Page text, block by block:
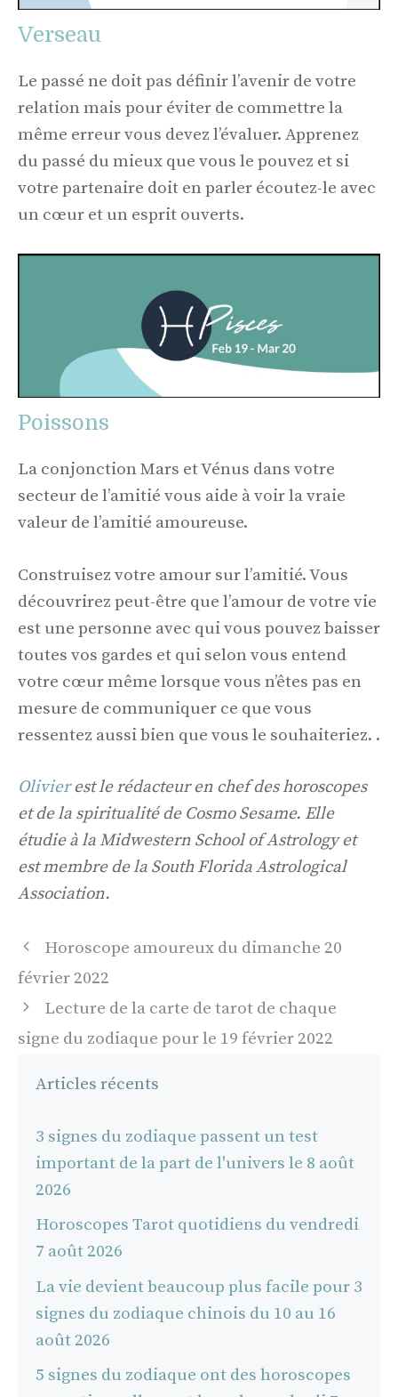
Verseau
Le passé ne doit pas définir l’avenir de votre
relation mais pour éviter de commettre la
même erreur vous devez l’évaluer. Apprenez
du passé du mieux que vous le pouvez et si
votre partenaire doit en parler écoutez-le avec
un cœur et un esprit ouverts.
Poissons
La conjonction Mars et Vénus dans votre
secteur de l’amitié vous aide à voir la vraie
valeur de l’amitié amoureuse.
Construisez votre amour sur l’amitié. Vous
découvrirez peut-être que l’amour de votre vie
est une personne avec qui vous pouvez baisser
toutes vos gardes et qui selon vous entend
votre cœur même lorsque vous n’êtes pas en
mesure de communiquer ce que vous
ressentez aussi bien que vous le souhaiteriez. .
Olivierest le rédacteur en chef des horoscopes
et de la spiritualité de Cosmo Sesame. Elle
étudie à la Midwestern School of Astrology et
est membre de la South Florida Astrological
Association.
Navigation
des
Horoscope amoureux du dimanche 20
février 2022
Lecture de la carte de tarot de chaque
signe du zodiaque pour le 19 février 2022
Articles récents
3 signes du zodiaque passent un test
important de la part de l'univers le 8 août
2026
Horoscopes Tarot quotidiens du vendredi
7 août 2026
La vie devient beaucoup plus facile pour 3
signes du zodiaque chinois du 10 au 16
août 2026
5 signes du zodiaque ont des horoscopes